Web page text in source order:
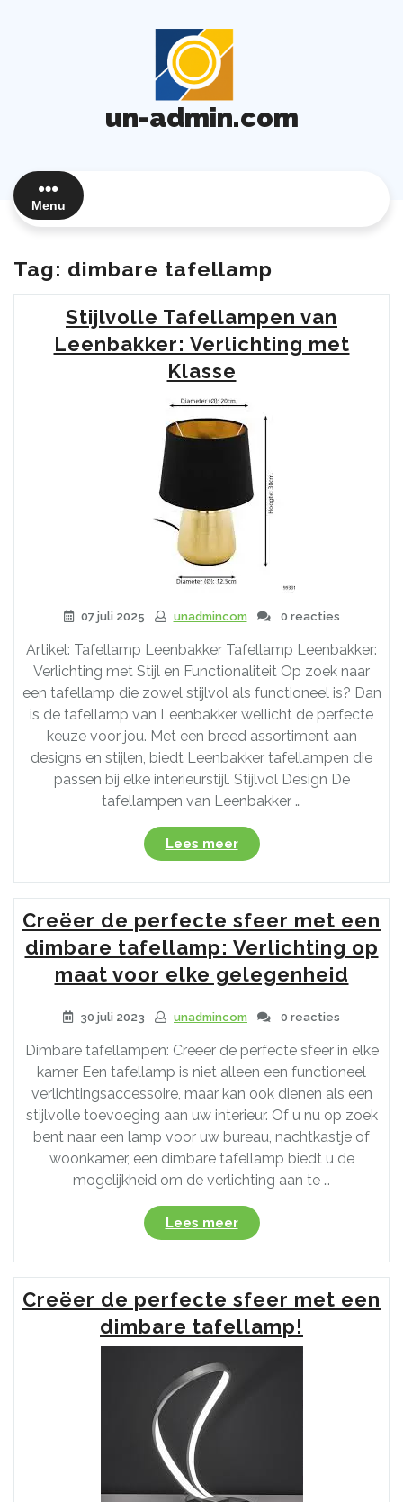
un-admin.com
Menu
Tag: dimbare tafellamp
Stijlvolle Tafellampen van
Leenbakker: Verlichting met
Klasse
07 juli 2025 unadmincom 0 reacties
Artikel: Tafellamp Leenbakker Tafellamp Leenbakker:
Verlichting met Stijl en Functionaliteit Op zoek naar
een tafellamp die zowel stijlvol als functioneel is? Dan
is de tafellamp van Leenbakker wellicht de perfecte
keuze voor jou. Met een breed assortiment aan
designs en stijlen, biedt Leenbakker tafellampen die
passen bij elke interieurstijl. Stijlvol Design De
tafellampen van Leenbakker …
Lees meer“Stijlvolle
Tafellampen
van
Leenbakker:
Verlichting
met
Klasse”
Creëer de perfecte sfeer met een
dimbare tafellamp: Verlichting op
maat voor elke gelegenheid
30 juli 2023 unadmincom 0 reacties
Dimbare tafellampen: Creëer de perfecte sfeer in elke
kamer Een tafellamp is niet alleen een functioneel
verlichtingsaccessoire, maar kan ook dienen als een
stijlvolle toevoeging aan uw interieur. Of u nu op zoek
bent naar een lamp voor uw bureau, nachtkastje of
woonkamer, een dimbare tafellamp biedt u de
mogelijkheid om de verlichting aan te …
Lees meer“Creëer
de
perfecte
sfeer
met
een
dimbare
Creëer de perfecte sfeer met een
dimbare tafellamp!